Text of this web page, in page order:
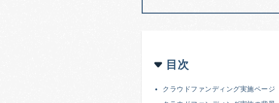
目次
クラウドファンディング実施ページ